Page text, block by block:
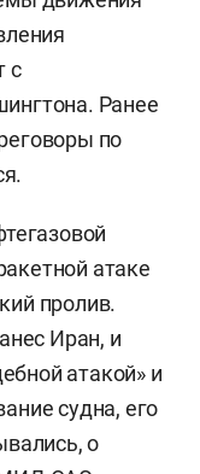
с
Ранее
по
атаке
пролив.
Иран, и
атакой» и
судна, его
о